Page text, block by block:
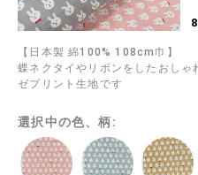
【日本製 綿100% 108cm巾】
蝶ネクタイやリボンをしたおしゃ
ゼプリント生地です
選択中の色、柄: